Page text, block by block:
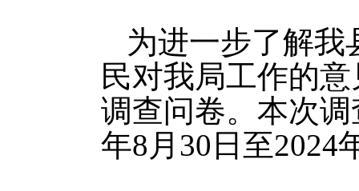
为进一步了解我
民对我局工作的
调查问卷。本次
年8月30日至2024